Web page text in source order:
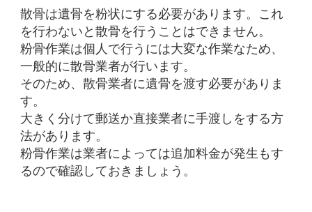
散骨は遺骨を粉状にする必要があります。 これ
を行わないと散骨を行うことはできません。
粉骨作業は個人で行うには大変な作業なため、
一般的に散骨業者が行います。
そのため、散骨業者に遺骨を渡す必要がありま
す。
大きく分けて郵送か直接業者に手渡しをする方
法があります。
粉骨作業は業者によっては追加料金が発生もす
るので確認しておきましょう。